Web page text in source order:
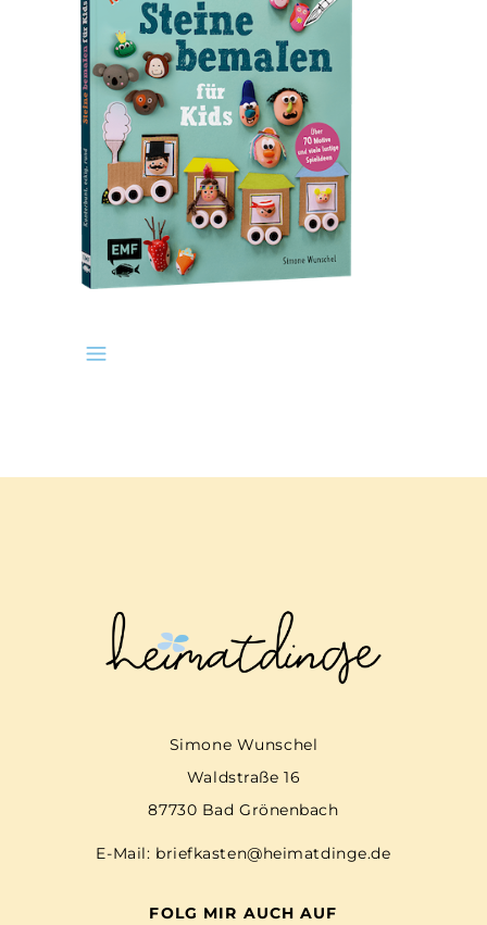
Simone Wunschel
Waldstraße 16
87730 Bad Grönenbach
E-Mail: briefkasten@heimatdinge.de
FOLG MIR AUCH AUF